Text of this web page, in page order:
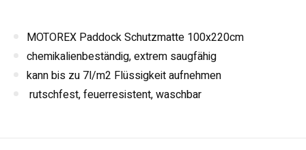
MOTOREX Paddock Schutzmatte 100x220cm
chemikalienbeständig, extrem saugfähig
kann bis zu 7l/m2 Flüssigkeit aufnehmen
rutschfest, feuerresistent, waschbar